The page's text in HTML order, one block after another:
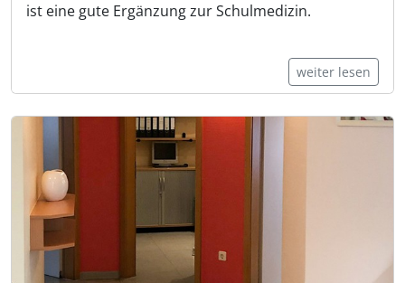
ist eine gute Ergänzung zur Schulmedizin.
weiter lesen